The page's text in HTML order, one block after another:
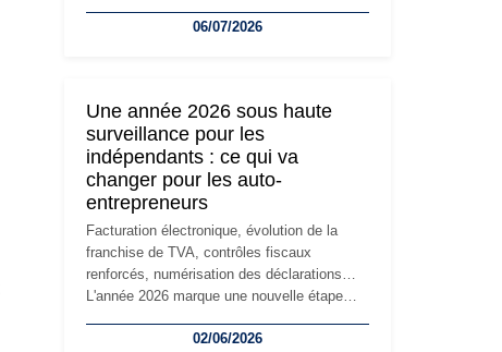
l'activité, cette solution peut rapidement
siège social répond souvent à une nouvelle
étape de la vie de l'entreprise et implique
plusieurs formalités obligatoires.
06/07/2026
Une année 2026 sous haute
surveillance pour les
indépendants : ce qui va
changer pour les auto-
entrepreneurs
Facturation électronique, évolution de la
franchise de TVA, contrôles fiscaux
renforcés, numérisation des déclarations…
L'année 2026 marque une nouvelle étape
travailleurs indépendants. Si le régime de la
02/06/2026